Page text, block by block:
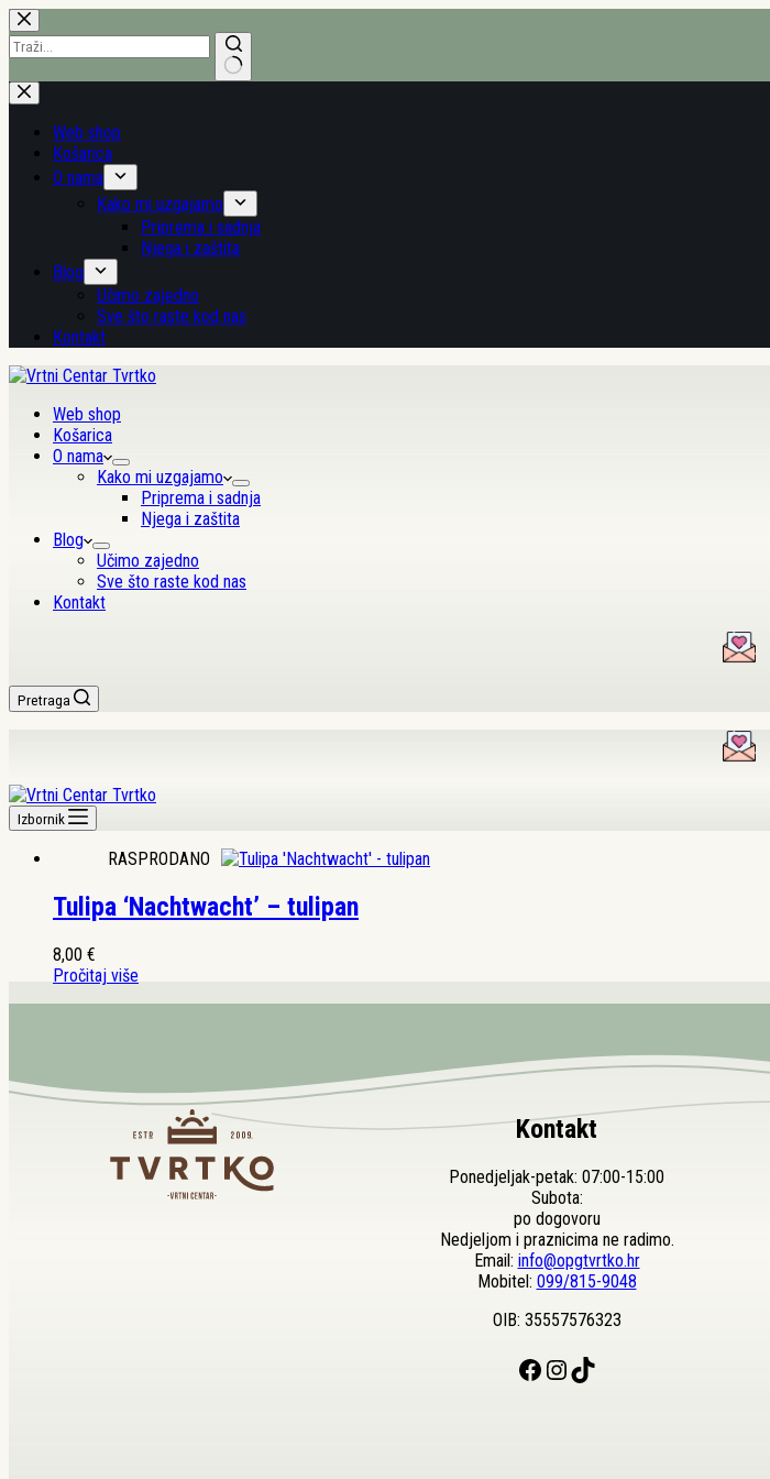
Preskoči
na
sadržaj
Nema
rezultata.
Web shop
Košarica
O nama
Kako mi uzgajamo
Priprema i sadnja
Njega i zaštita
Blog
Učimo zajedno
Sve što raste kod nas
Kontakt
Web shop
Košarica
O nama
Kako mi uzgajamo
Priprema i sadnja
Njega i zaštita
Blog
Učimo zajedno
Sve što raste kod nas
Kontakt
Pretraga
Izbornik
RASPRODANO
Tulipa ‘Nachtwacht’ – tulipan
8,00 €
Pročitaj više
Kontakt
Ponedjeljak-petak: 07:00-15:00
Subota:
po dogovoru
Nedjeljom i praznicima ne radimo.
Email: info@opgtvrtko.hr
Mobitel: 099/815-9048
OIB: 35557576323
Facebook Instagram TikTok